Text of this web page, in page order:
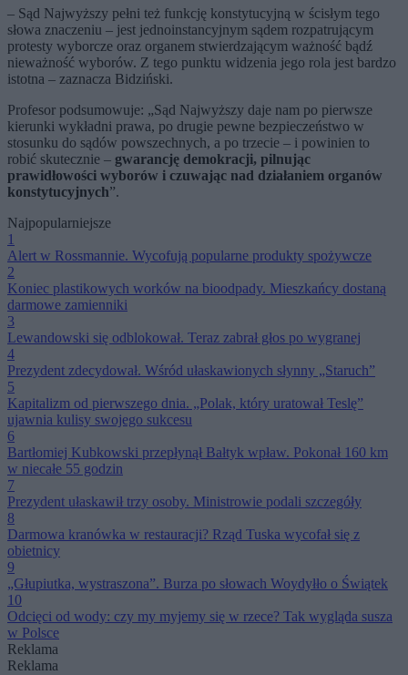
– Sąd Najwyższy pełni też funkcję konstytucyjną w ścisłym tego
słowa znaczeniu – jest jednoinstancyjnym sądem rozpatrującym
protesty wyborcze oraz organem stwierdzającym ważność bądź
nieważność wyborów. Z tego punktu widzenia jego rola jest bardzo
istotna – zaznacza Bidziński.
Profesor podsumowuje: „Sąd Najwyższy daje nam po pierwsze
kierunki wykładni prawa, po drugie pewne bezpieczeństwo w
stosunku do sądów powszechnych, a po trzecie – i powinien to
robić skutecznie – gwarancję demokracji, pilnując
prawidłowości wyborów i czuwając nad działaniem organów
konstytucyjnych”.
Najpopularniejsze
1
Alert w Rossmannie. Wycofują popularne produkty spożywcze
2
Koniec plastikowych worków na bioodpady. Mieszkańcy dostaną
darmowe zamienniki
3
Lewandowski się odblokował. Teraz zabrał głos po wygranej
4
Prezydent zdecydował. Wśród ułaskawionych słynny „Staruch”
5
Kapitalizm od pierwszego dnia. „Polak, który uratował Teslę”
ujawnia kulisy swojego sukcesu
6
Bartłomiej Kubkowski przepłynął Bałtyk wpław. Pokonał 160 km
w niecałe 55 godzin
7
Prezydent ułaskawił trzy osoby. Ministrowie podali szczegóły
8
Darmowa kranówka w restauracji? Rząd Tuska wycofał się z
obietnicy
9
„Głupiutka, wystraszona”. Burza po słowach Woydyłło o Świątek
10
Odcięci od wody: czy my myjemy się w rzece? Tak wygląda susza
w Polsce
Reklama
Reklama